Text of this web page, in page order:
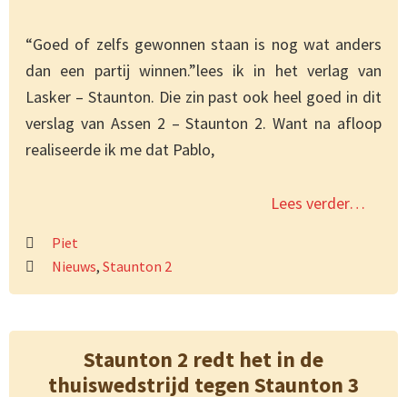
“Goed of zelfs gewonnen staan is nog wat anders
dan een partij winnen.”lees ik in het verlag van
Lasker – Staunton. Die zin past ook heel goed in dit
verslag van Assen 2 – Staunton 2. Want na afloop
realiseerde ik me dat Pablo,
Lees verder…
Piet
Nieuws, Staunton 2
Staunton 2 redt het in de
thuiswedstrijd tegen Staunton 3